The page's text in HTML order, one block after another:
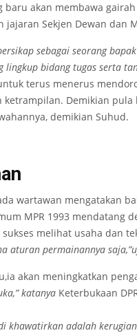
baru akan membawa
Sekjen Dewan dan
sebagai seorang
bidang tugas serta
terus menerus
Demikian pula
demikian Suhud.
wartawan mengatakan
MPR 1993 mendatang
melihat usaha dan
aturan permainannya
akan meningkatkan
katanya Keterbukaan
khawatirkan adalah